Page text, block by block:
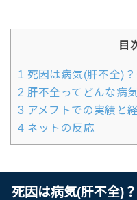
目
1 死因は病気(肝不全)
2 肝不全ってどんな病
3 アメフトでの実績と
4 ネットの反応
死因は病気(肝不全)